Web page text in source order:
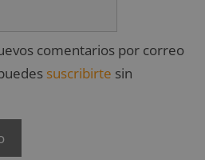
comentarios por correo
suscribirte sin